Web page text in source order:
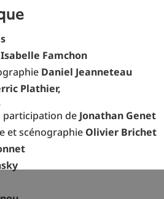
Isabelle Famchon
Daniel Jeanneteau
Plathier,
participation de Jonathan Genet
et scénographie Olivier Brichet